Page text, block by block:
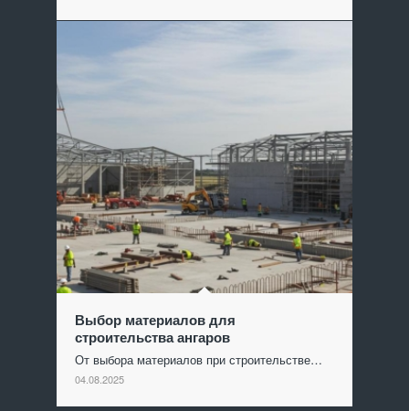
Выбор материалов для
строительства ангаров
От выбора материалов при строительстве…
04.08.2025